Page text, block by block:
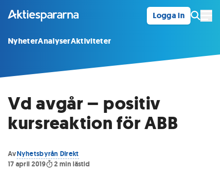
Logga in
NyheterAnalyserAktiviteter
Vd avgår – positiv
kursreaktion för ABB
AvNyhetsbyrån Direkt
17 april 2019
2 min lästid